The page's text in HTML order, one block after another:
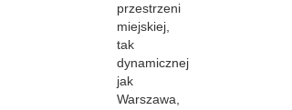
przestrzeni
miejskiej,
tak
dynamicznej
jak
Warszawa,